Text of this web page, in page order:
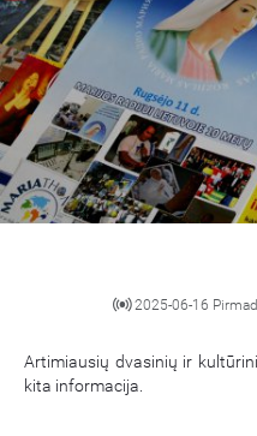
2025-06-16
Artimiausių dvasinių ir
kita informacija.